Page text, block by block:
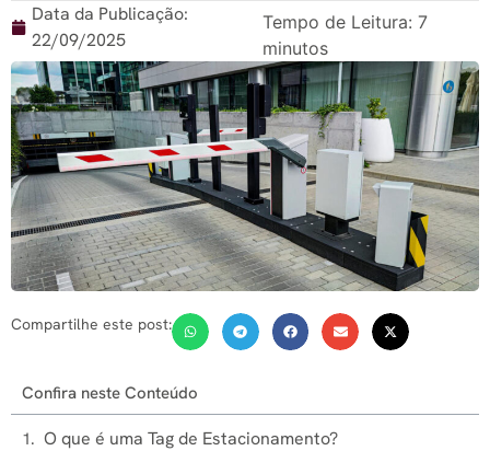
Data da Publicação:
22/09/2025
Tempo de Leitura: 7
minutos
Compartilhe este post:
Confira neste Conteúdo
O que é uma Tag de Estacionamento?